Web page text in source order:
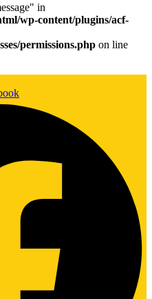
in
wp-content/plugins/acf-
permissions.php on line